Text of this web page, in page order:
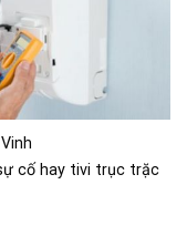
cố hay tivi trục trặc